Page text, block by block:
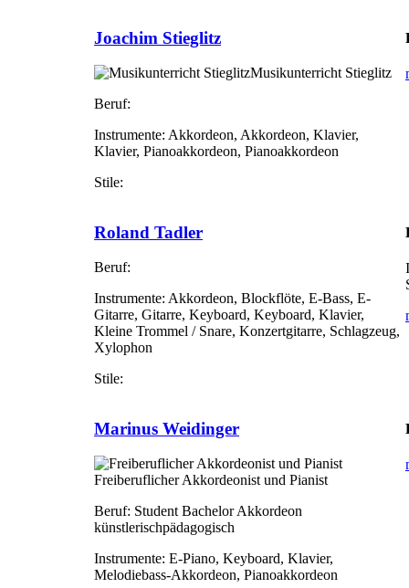
Joachim Stieglitz
Musikunterricht Stieglitz
Beruf:
Instrumente: Akkordeon, Akkordeon, Klavier,
Klavier, Pianoakkordeon, Pianoakkordeon
Stile:
Roland Tadler
Beruf:
Instrumente: Akkordeon, Blockflöte, E-Bass, E-
Gitarre, Gitarre, Keyboard, Keyboard, Klavier,
Kleine Trommel / Snare, Konzertgitarre, Schlagzeug,
Xylophon
Stile:
Marinus Weidinger
Freiberuflicher Akkordeonist und Pianist
Beruf: Student Bachelor Akkordeon
künstlerischpädagogisch
Instrumente: E-Piano, Keyboard, Klavier,
Melodiebass-Akkordeon, Pianoakkordeon